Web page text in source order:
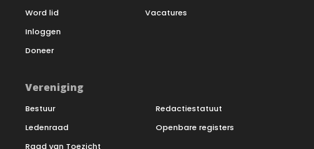
Word lid
Inloggen
Doneer
Vacatures
Vereniging
Bestuur
Ledenraad
Raad van Toezicht
Redactiestatuut
Openbare registers